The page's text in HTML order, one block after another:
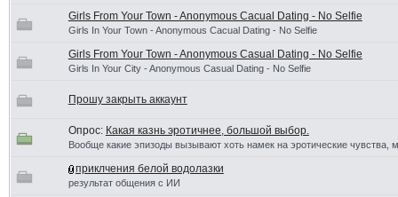
Girls From Your Town - Anonymous Cacual Dating - No Selfie
Girls In Your Town - Anonymous Cacual Dating - No Selfie
Girls From Your Town - Anonymous Casual Dating - No Selfie
Girls In Your City - Anonymous Casual Dating - No Selfie
Прошу закрыть аккаунт
Опрос: Какая казнь эротичнее, большой выбор.
Вообще какие эпизоды вызывают хоть намек на эротические чувства,
приклчения белой водолазки
результат общения с ИИ